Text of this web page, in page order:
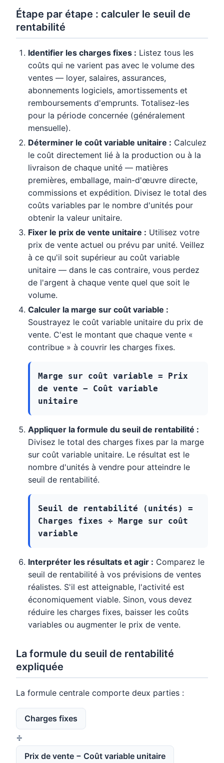
Étape par étape : calculer le seuil de
rentabilité
Identifier les charges fixes : Listez tous les
coûts qui ne varient pas avec le volume des
ventes — loyer, salaires, assurances,
abonnements logiciels, amortissements et
remboursements d'emprunts. Totalisez-les
pour la période concernée (généralement
mensuelle).
Déterminer le coût variable unitaire : Calculez
le coût directement lié à la production ou à la
livraison de chaque unité — matières
premières, emballage, main-d'œuvre directe,
commissions et expédition. Divisez le total des
coûts variables par le nombre d'unités pour
obtenir la valeur unitaire.
Fixer le prix de vente unitaire : Utilisez votre
prix de vente actuel ou prévu par unité. Veillez
à ce qu'il soit supérieur au coût variable
unitaire — dans le cas contraire, vous perdez
de l'argent à chaque vente quel que soit le
volume.
Calculer la marge sur coût variable :
Soustrayez le coût variable unitaire du prix de
vente. C'est le montant que chaque vente «
contribue » à couvrir les charges fixes.
Marge sur coût variable = Prix
de vente − Coût variable
unitaire
Appliquer la formule du seuil de rentabilité :
Divisez le total des charges fixes par la marge
sur coût variable unitaire. Le résultat est le
nombre d'unités à vendre pour atteindre le
seuil de rentabilité.
Seuil de rentabilité (unités) =
Charges fixes ÷ Marge sur coût
variable
Interpréter les résultats et agir : Comparez le
seuil de rentabilité à vos prévisions de ventes
réalistes. S'il est atteignable, l'activité est
économiquement viable. Sinon, vous devez
réduire les charges fixes, baisser les coûts
variables ou augmenter le prix de vente.
La formule du seuil de rentabilité
expliquée
La formule centrale comporte deux parties :
Charges fixes
÷
Prix de vente − Coût variable unitaire